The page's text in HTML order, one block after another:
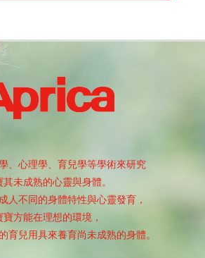
、心理學、育兒學等學術來研究
其未成熟的心靈與身體。
人不同的身體特性與心靈發育，
寶方能在理想的環境，
育兒用具來養育尚未成熟的身體。